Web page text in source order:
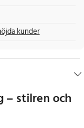
kunder
– stilren och